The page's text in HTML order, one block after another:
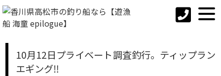
10月12日プライベート調査釣行。ティップラン
エギング‼